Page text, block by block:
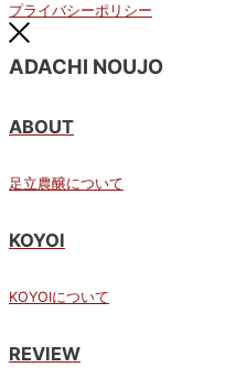
プライバシーポリシー
ADACHI NOUJO
ABOUT
足立農醸について
KOYOI
KOYOIについて
REVIEW